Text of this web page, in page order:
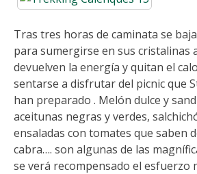
Tras tres horas de caminata se
para sumergirse en sus cristalinas
devuelven la energía y quitan el
sentarse a disfrutar del picnic que
han preparado . Melón dulce y
aceitunas negras y verdes,
ensaladas con tomates que saben
cabra…. son algunas de las
se verá recompensado el esfuerzo